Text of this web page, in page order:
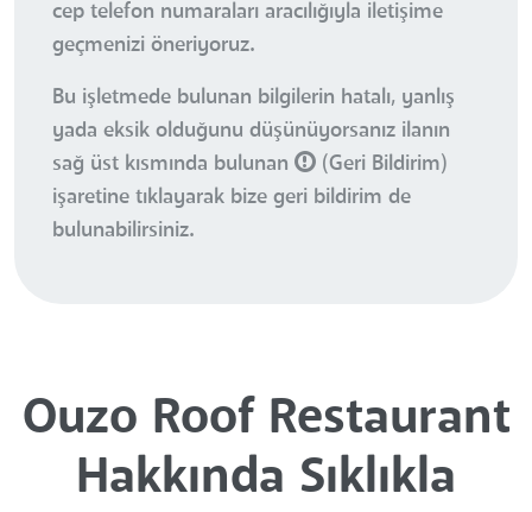
cep telefon numaraları aracılığıyla iletişime
geçmenizi öneriyoruz.
Bu işletmede bulunan bilgilerin hatalı, yanlış
yada eksik olduğunu düşünüyorsanız ilanın
sağ üst kısmında bulunan
(Geri Bildirim)
işaretine tıklayarak bize geri bildirim de
bulunabilirsiniz.
Ouzo Roof Restaurant
Hakkında Sıklıkla